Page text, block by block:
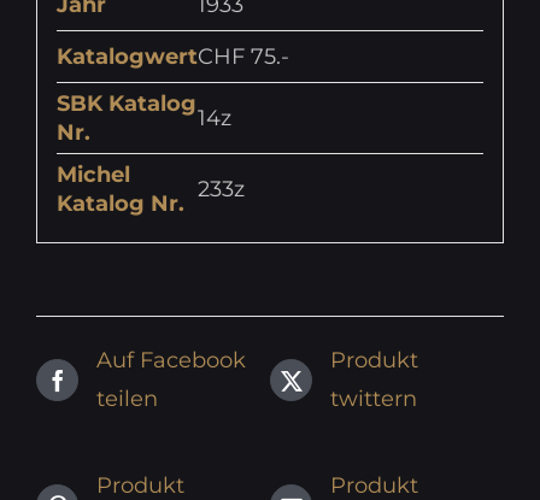
KatalogwertCHF 75.-
SBK Katalog
Nr.
14z
Michel
Katalog Nr.
233z
Auf Facebook
teilen
Produkt
twittern
Produkt
Produkt